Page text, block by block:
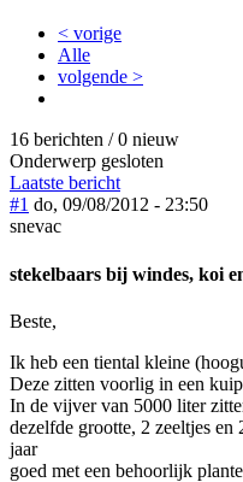
< vorige
Alle
volgende >
16 berichten / 0 nieuw
Onderwerp gesloten
Laatste bericht
#1 do, 09/08/2012 - 23:50
snevac
stekelbaars bij windes, koi
Beste,
Ik heb een tiental kleine
Deze zitten voorlig in een
In de vijver van 5000 liter
dezelfde grootte, 2 zeeltjes en
jaar
goed met een behoorlijk